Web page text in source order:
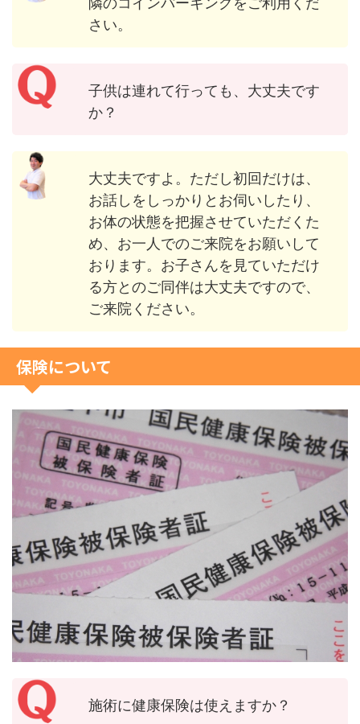
さい。
子供は連れて行っても、大丈夫です
か？
大丈夫ですよ。ただし初回だけは、
お話しをしっかりとお伺いしたり、
お体の状態を把握させていただくた
め、お一人でのご来院をお願いして
おります。お子さんを見ていただけ
る方とのご同伴は大丈夫ですので、
ご来院ください。
保険について
施術に健康保険は使えますか？